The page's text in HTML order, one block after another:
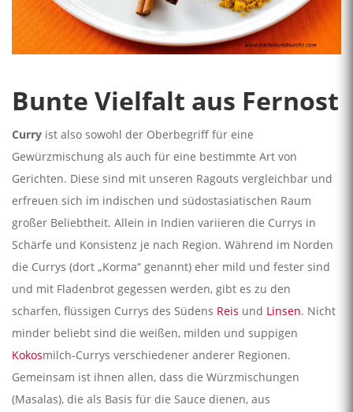
Bunte Vielfalt aus Fernost
Curry ist also sowohl der Oberbegriff für eine
Gewürzmischung als auch für eine bestimmte Art von
Gerichten. Diese sind mit unseren Ragouts vergleichbar und
erfreuen sich im indischen und südostasiatischen Raum
großer Beliebtheit. Allein in Indien variieren die Currys in
Schärfe und Konsistenz je nach Region. Während im Norden
die Currys (dort „Korma“ genannt) eher mild und fester sind
und mit Fladenbrot gegessen werden, gibt es zu den
scharfen, flüssigen Currys des Südens Reis und Linsen. Nicht
minder beliebt sind die weißen, milden und suppigen
Kokosmilch-Currys verschiedener anderer Regionen.
Gemeinsam ist ihnen allen, dass die Würzmischungen
(Masalas), die als Basis für die Sauce dienen, aus